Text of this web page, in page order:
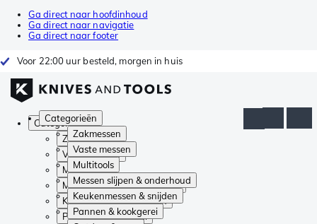
Ga direct naar hoofdinhoud
Ga direct naar navigatie
Ga direct naar footer
Voor 22:00 uur besteld, morgen in huis
Categorieën
Zakmessen
Vaste messen
Multitools
Messen slijpen & onderhoud
Keukenmessen & snijden
Pannen & kookgerei
Categorieën
Zakmessen
Vaste messen
Multitools
Messen slijpen & onderhoud
Keukenmessen & snijden
Pannen & kookgerei